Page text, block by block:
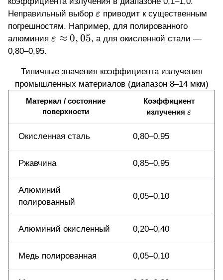
Неправильный выбор \varepsilon
ε приводит к существенным
погрешностям. Например, для полированного
алюминия \varepsilon
ε ≈ 0, 05, а для окисленной стали —
0,80–0,95.
Типичные значения коэффициента излучения
промышленных материалов (диапазон 8–14 мкм)
Материал / состояние
поверхности
Коэффициент
излучения ε
Окисленная сталь 0,80–0,95
Ржавчина 0,85–0,95
Алюминий
полированный
0,05–0,10
Алюминий окисленный 0,20–0,40
Медь полированная 0,05–0,10